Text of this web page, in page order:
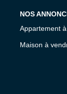
NOS
Appartement
Maison à